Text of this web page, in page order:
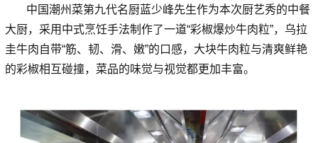
中国潮州菜第九代名厨蓝少峰先生作为本次厨艺秀的中餐
大厨，采用中式烹饪手法制作了一道“彩椒爆炒牛肉粒”，乌拉
圭牛肉自带“筋、韧、滑、嫩”的口感，大块牛肉粒与清爽鲜艳
的彩椒相互碰撞，菜品的味觉与视觉都更加丰富。